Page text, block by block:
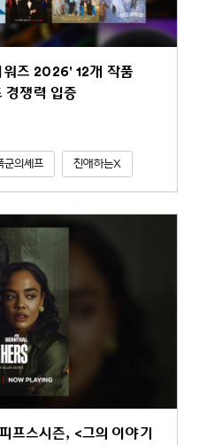
즈 2026' 12개 작품
경쟁력 입증
군의셰프 친애하는X
프스시즌, <그의 이야기